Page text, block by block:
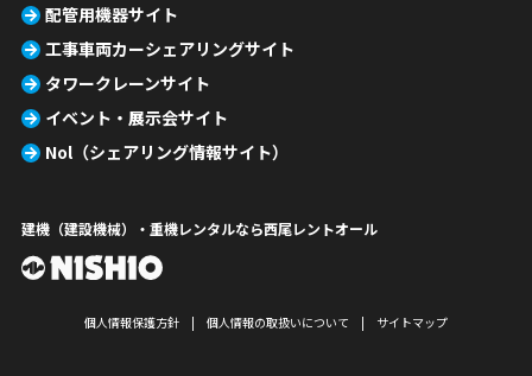
配管用機器サイト
工事車両カーシェアリングサイト
タワークレーンサイト
イベント・展示会サイト
Nol（シェアリング情報サイト）
建機（建設機械）・重機レンタルなら西尾レントオール
個人情報保護方針 個人情報の取扱いについて サイトマップ